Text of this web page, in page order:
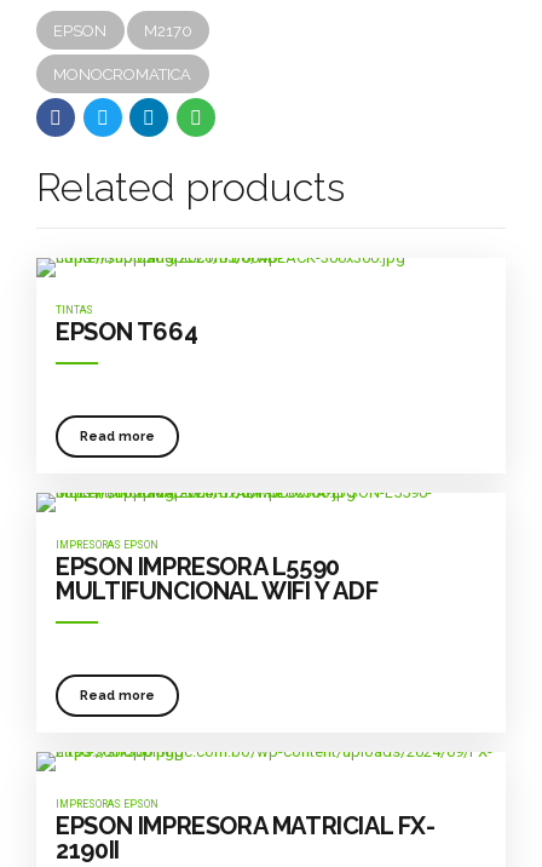
EPSON M2170
MONOCROMATICA
Related products
TINTAS
EPSON T664
Read more
IMPRESORAS EPSON
EPSON IMPRESORA L5590
MULTIFUNCIONAL WIFI Y ADF
Read more
IMPRESORAS EPSON
EPSON IMPRESORA MATRICIAL FX-
2190II